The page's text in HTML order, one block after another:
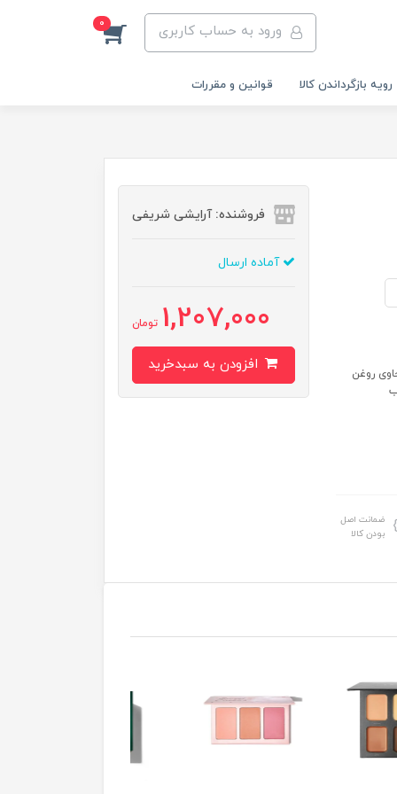
ورود به حساب کاربری 0
رویه‌ بازگرداندن کالا قوانین و مقررات
روغن
ضمانت اصل
بودن کالا
فروشنده: آرایشی شریفی
آماده ارسال
1,207,000 تومان